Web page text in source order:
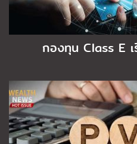
กองทุน Class E